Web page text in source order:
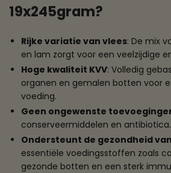
19x245gram?
Rijke variatie van vlees: De mix
en lam zorgt voor een veelzijdige
Hoge kwaliteit KVV: Volledig
organen en gemalen botten voor
voeding.
Geen ongewenste
conserveermiddelen en antibiotica.
Ondersteunt de gezondheid
essentiële voedingsstoffen zoals
gezonde botten en een sterk